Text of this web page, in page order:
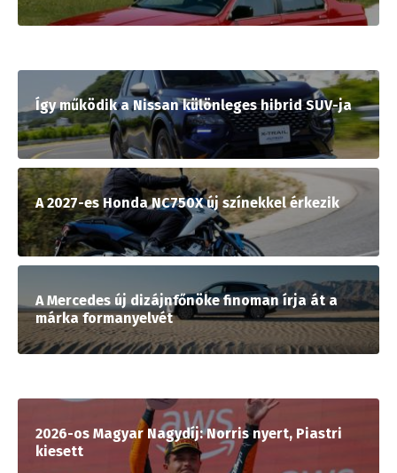
Így működik a Nissan különleges hibrid SUV-ja
A 2027-es Honda NC750X új színekkel érkezik
A Mercedes új dizájnfőnöke finoman írja át a
márka formanyelvét
2026-os Magyar Nagydíj: Norris nyert, Piastri
kiesett